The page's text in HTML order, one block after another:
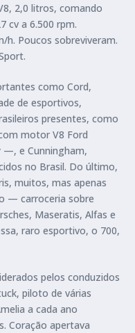
2,0 litros, comando
cv a 6.500 rpm.
h. Poucos sobreviveram.
como Cord,
de esportivos,
presentes, como
motor V8 Ford
—, e Cunningham,
no Brasil. Do último,
muitos, mas apenas
— carroceria sobre
Maseratis, Alfas e
raro esportivo, o 700,
pelos conduzidos
piloto de várias
a cada ano
Coração apertava